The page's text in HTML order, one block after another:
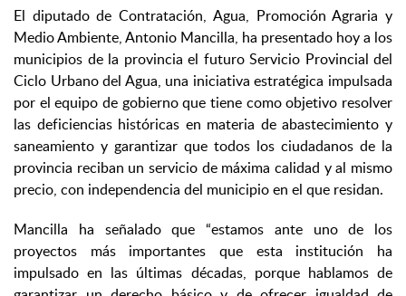
El diputado de Contratación, Agua, Promoción Agraria y
Medio Ambiente, Antonio Mancilla, ha presentado hoy a los
municipios de la provincia el futuro Servicio Provincial del
Ciclo Urbano del Agua, una iniciativa estratégica impulsada
por el equipo de gobierno que tiene como objetivo resolver
las deficiencias históricas en materia de abastecimiento y
saneamiento y garantizar que todos los ciudadanos de la
provincia reciban un servicio de máxima calidad y al mismo
precio, con independencia del municipio en el que residan.
Mancilla ha señalado que “estamos ante uno de los
proyectos más importantes que esta institución ha
impulsado en las últimas décadas, porque hablamos de